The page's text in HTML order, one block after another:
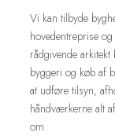
Vi kan tilbyde
hovedentreprise
rådgivende
byggeri og køb af
at udføre tilsyn,
håndværkerne alt
om.